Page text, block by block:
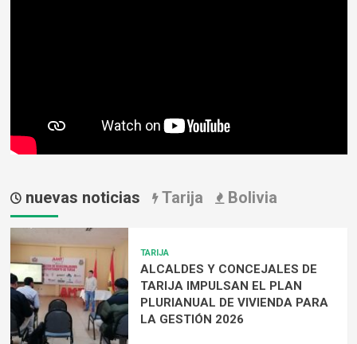
nuevas noticias Tarija Bolivia
TARIJA
ALCALDES Y CONCEJALES DE
TARIJA IMPULSAN EL PLAN
PLURIANUAL DE VIVIENDA PARA
LA GESTIÓN 2026